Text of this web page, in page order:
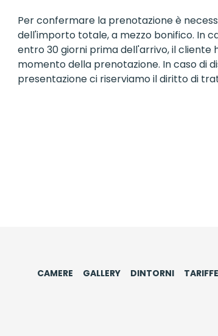
Per confermare la prenotazione è
dell'importo totale, a mezzo bonifico. In
entro 30 giorni prima dell'arrivo, il
momento della prenotazione. In caso di
presentazione ci riserviamo il diritto di
CAMERE GALLERY DINTORNI TARIFFE